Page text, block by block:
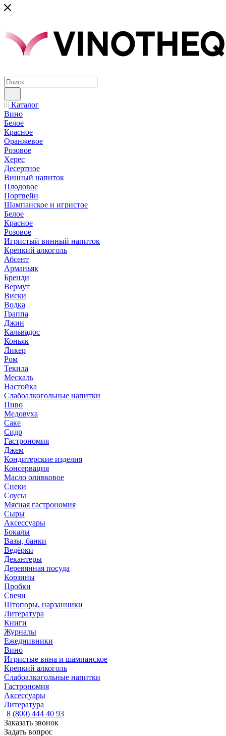
Каталог
Вино
Белое
Красное
Оранжевое
Розовое
Херес
Десертное
Винный напиток
Плодовое
Портвейн
Шампанское и игристое
Белое
Красное
Розовое
Игристый винный напиток
Крепкий алкоголь
Абсент
Арманьяк
Бренди
Вермут
Виски
Водка
Граппа
Джин
Кальвадос
Коньяк
Ликер
Ром
Текила
Мескаль
Настойка
Слабоалкогольные напитки
Пиво
Медовуха
Саке
Сидр
Гастрономия
Джем
Кондитерские изделия
Консервация
Масло оливковое
Снеки
Соусы
Мясная гастрономия
Сыры
Аксессуары
Бокалы
Вазы, банки
Ведёрки
Декантеры
Деревянная посуда
Корзины
Пробки
Свечи
Штопоры, нарзанники
Литература
Книги
Журналы
Ежеднивники
Вино
Игристые вина и шампанское
Крепкий алкоголь
Слабоалкогольные напитки
Гастрономия
Аксессуары
Литература
8 (800) 444 40 93
Заказать звонок
Задать вопрос